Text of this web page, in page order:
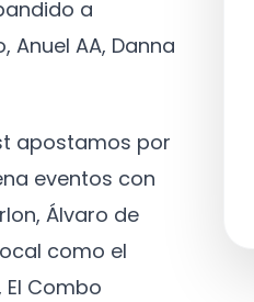
a
Anuel AA, Danna
apostamos por
eventos con
Álvaro de
como el
El Combo